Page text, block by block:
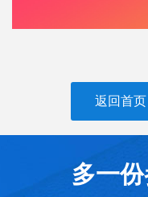
返回首页
多一